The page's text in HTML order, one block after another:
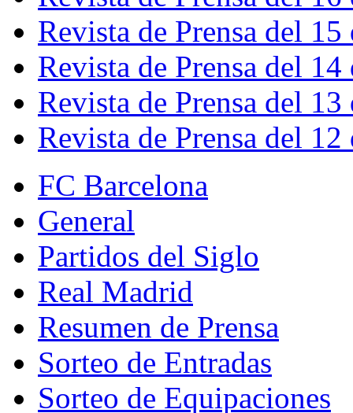
Revista de Prensa del
Revista de Prensa del
Revista de Prensa del
Revista de Prensa del
FC Barcelona
General
Partidos del Siglo
Real Madrid
Resumen de Prensa
Sorteo de Entradas
Sorteo de Equipaciones